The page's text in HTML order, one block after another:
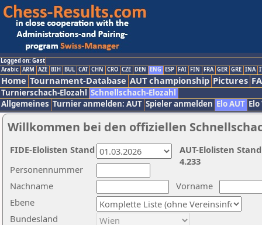
Logged on: Gast
Arabic ARM AZE BIH BUL CAT CHN CRO CZE DEN ENG ESP FAI FIN FRA GER GRE INA
Home Tournament-Database AUT championship Pictures
Turnierschach-Elozahl Schnellschach-Elozahl
Allgemeines Turnier anmelden: AUT Spieler anmelden Elo AUT
Willkommen bei den offiziellen
Nachname
Vorname
Ebene
Personennummer
Bundesland
AUT-Elolisten
4.233
FIDE-Elolisten Stand